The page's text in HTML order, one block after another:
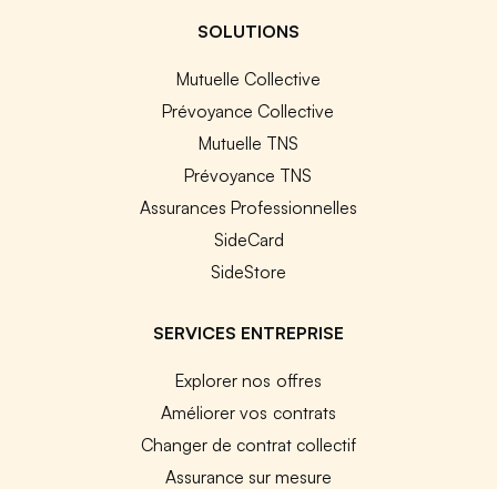
SOLUTIONS
Mutuelle Collective
Prévoyance Collective
Mutuelle TNS
Prévoyance TNS
Assurances Professionnelles
SideCard
SideStore
SERVICES ENTREPRISE
Explorer nos offres
Améliorer vos contrats
Changer de contrat collectif
Assurance sur mesure